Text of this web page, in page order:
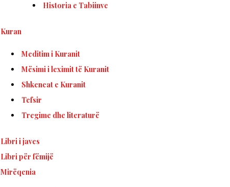
Historia e Tabiinve
Kuran
Meditim i Kuranit
Mësimi i leximit të Kuranit
Shkencat e Kuranit
Tefsir
Tregime dhe literaturë
Libri i javes
Libri për fëmijë
Mirëqenia